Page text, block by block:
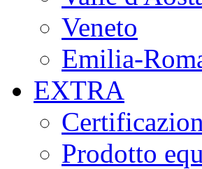
Veneto
Emilia-
EXTRA
Prodotto